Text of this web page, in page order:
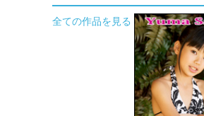
全ての作品を見る